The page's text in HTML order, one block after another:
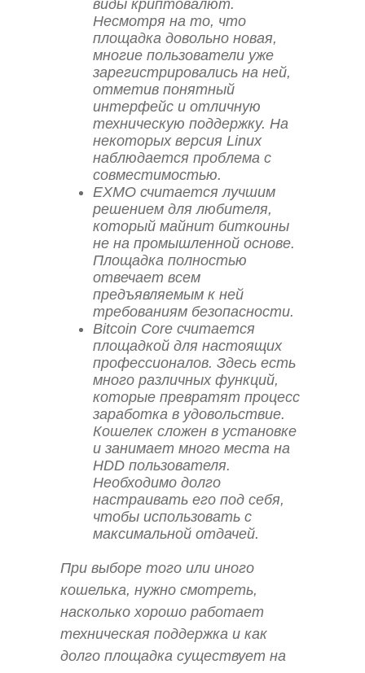
виды криптовалют.
Несмотря на то, что
площадка довольно новая,
многие пользователи уже
зарегистрировались на ней,
отметив понятный
интерфейс и отличную
техническую поддержку. На
некоторых версия Linux
наблюдается проблема с
совместимостью.
EXMO считается лучшим
решением для любителя,
который майнит биткоины
не на промышленной основе.
Площадка полностью
отвечает всем
предъявляемым к ней
требованиям безопасности.
Bitcoin Core считается
площадкой для настоящих
профессионалов. Здесь есть
много различных функций,
которые превратят процесс
заработка в удовольствие.
Кошелек сложен в установке
и занимает много места на
HDD пользователя.
Необходимо долго
настраивать его под себя,
чтобы использовать с
максимальной отдачей.
При выборе того или иного
кошелька, нужно смотреть,
насколько хорошо работает
техническая поддержка и как
долго площадка существует на